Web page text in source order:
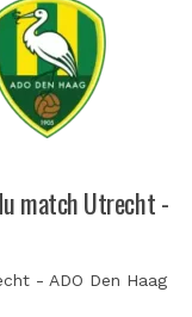
match Utrecht -
- ADO Den Haag